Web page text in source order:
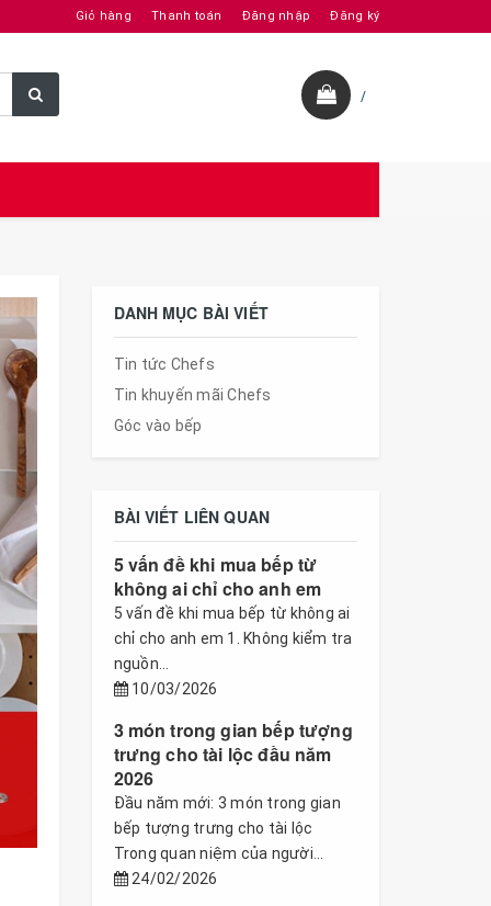
Giỏ hàng Thanh toán Đăng nhập Đăng ký
/
DANH MỤC BÀI VIẾT
Tin tức Chefs
Tin khuyến mãi Chefs
Góc vào bếp
BÀI VIẾT LIÊN QUAN
5 vấn đề khi mua bếp từ
không ai chỉ cho anh em
5 vấn đề khi mua bếp từ không ai
chỉ cho anh em 1. Không kiểm tra
nguồn...
10/03/2026
3 món trong gian bếp tượng
trưng cho tài lộc đầu năm
2026
Đầu năm mới: 3 món trong gian
bếp tượng trưng cho tài lộc
Trong quan niệm của người...
24/02/2026